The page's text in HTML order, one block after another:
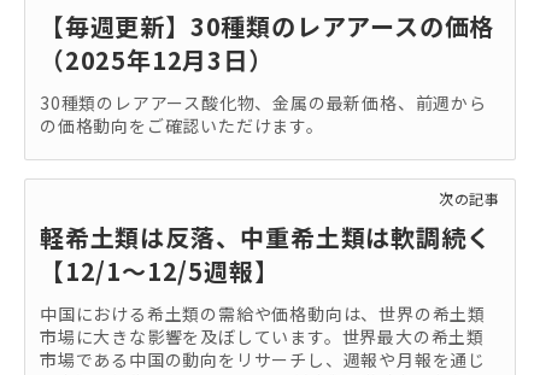
【毎週更新】30種類のレアアースの価格
（2025年12月3日）
30種類のレアアース酸化物、金属の最新価格、前週から
の価格動向をご確認いただけます。
次の記事
軽希土類は反落、中重希土類は軟調続く
【12/1～12/5週報】
中国における希土類の需給や価格動向は、世界の希土類
市場に大きな影響を及ぼしています。世界最大の希土類
市場である中国の動向をリサーチし、週報や月報を通じ